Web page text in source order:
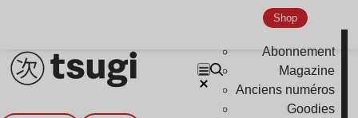
Shop
Abonnement
Magazine
Anciens numéros
Goodies